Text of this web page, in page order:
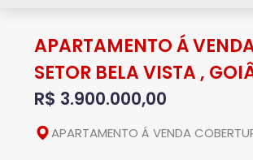
APARTAMENTO Á
SETOR BELA VISTA ,
R$ 3.900.000,00
APARTAMENTO Á VENDA